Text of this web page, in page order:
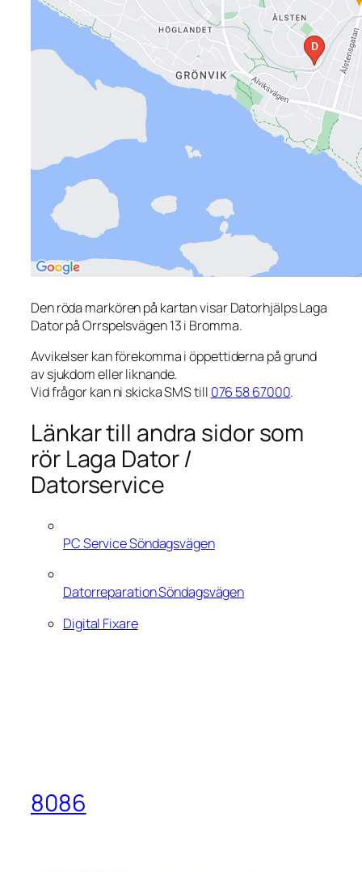
Den röda markören på kartan visar Datorhjälps Laga
Dator på Orrspelsvägen 13 i Bromma.
Avvikelser kan förekomma i öppettiderna på grund
av sjukdom eller liknande.
Vid frågor kan ni skicka SMS till 076 58 67000.
Länkar till andra sidor som
rör Laga Dator /
Datorservice
PC Service Söndagsvägen
Datorreparation Söndagsvägen
Digital Fixare
8086